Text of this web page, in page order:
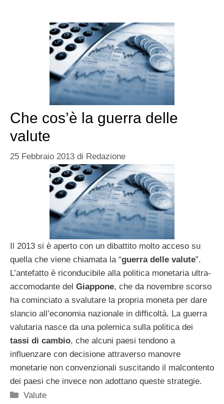
Che cos’è la guerra delle
valute
25 Febbraio 2013 di Redazione
Il 2013 si è aperto con un dibattito molto acceso su
quella che viene chiamata la “guerra delle valute”.
L’antefatto è riconducibile alla politica monetaria ultra-
accomodante del Giappone, che da novembre scorso
ha cominciato a svalutare la propria moneta per dare
slancio all’economia nazionale in difficoltà. La guerra
valutaria nasce da una polemica sulla politica dei
tassi di cambio, che alcuni paesi tendono a
influenzare con decisione attraverso manovre
monetarie non convenzionali suscitando il malcontento
dei paesi che invece non adottano queste strategie.
Categorie
Valute